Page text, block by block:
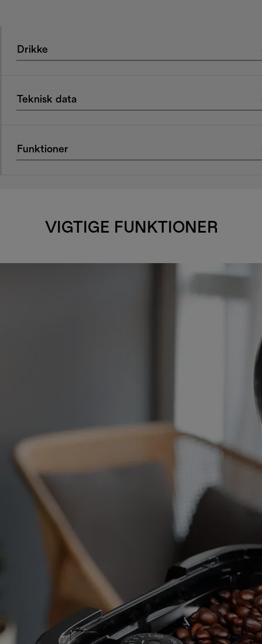
Drikke
Teknisk data
Funktioner
VIGTIGE FUNKTIONER